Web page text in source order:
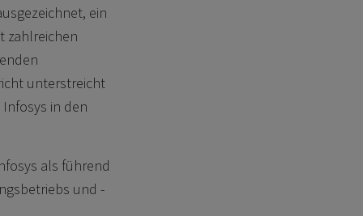
ein
zahlreichen
unterstreicht
in den
als führend
und -